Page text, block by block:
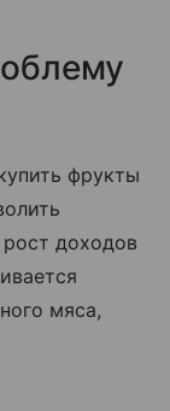
фрукты
доходов
мяса,